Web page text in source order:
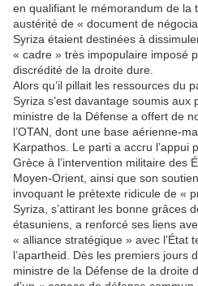
en qualifiant le mémorandum de la
austérité de « document de
Syriza étaient destinées à
« cadre » très impopulaire imposé
discrédité de la droite dure.
Alors qu’il pillait les ressources du
Syriza s’est davantage soumis aux
ministre de la Défense a offert de
l’OTAN, dont une base aérienne-
Karpathos. Le parti a accru l’appui
Grèce à l’intervention militaire des
Moyen-Orient, ainsi que son
invoquant le prétexte ridicule de «
Syriza, s’attirant les bonne grâces
étasuniens, a renforcé ses liens
« alliance stratégique » avec l’État
l’apartheid. Dès les premiers jours
ministre de la Défense de la droite